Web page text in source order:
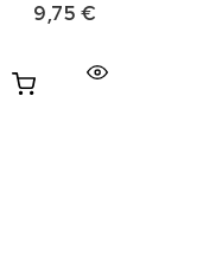
9,75 €